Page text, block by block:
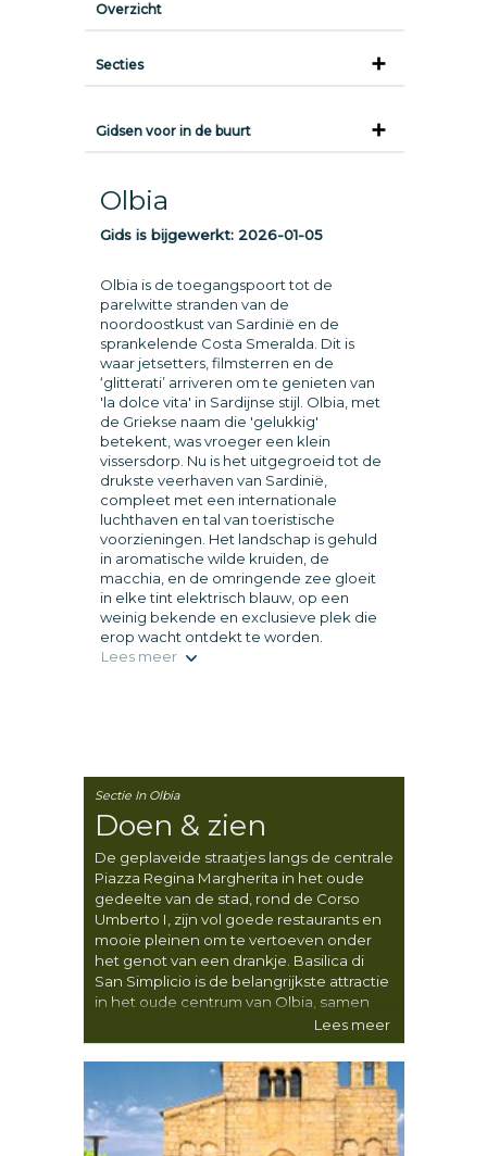
Overzicht
Secties
Gidsen voor in de buurt
Olbia
Gids is bijgewerkt: 2026-01-05
Olbia is de toegangspoort tot de
parelwitte stranden van de
noordoostkust van Sardinië en de
sprankelende Costa Smeralda. Dit is
waar jetsetters, filmsterren en de
‘glitterati’ arriveren om te genieten van
'la dolce vita' in Sardijnse stijl. Olbia, met
de Griekse naam die 'gelukkig'
betekent, was vroeger een klein
vissersdorp. Nu is het uitgegroeid tot de
drukste veerhaven van Sardinië,
compleet met een internationale
luchthaven en tal van toeristische
voorzieningen. Het landschap is gehuld
in aromatische wilde kruiden, de
macchia, en de omringende zee gloeit
in elke tint elektrisch blauw, op een
weinig bekende en exclusieve plek die
erop wacht ontdekt te worden.
Lees meer
Sectie In Olbia
Doen & zien
De geplaveide straatjes langs de centrale
Piazza Regina Margherita in het oude
gedeelte van de stad, rond de Corso
Umberto I, zijn vol goede restaurants en
mooie pleinen om te vertoeven onder
het genot van een drankje. Basilica di
San Simplicio is de belangrijkste attractie
in het oude centrum van Olbia, samen
met enkele interessante musea. Nadat je
de beste bezienswaardigheden van de
stad hebt bewonderd, moet je zeker een
aantal excursies maken naar
nabijgelegen bestemmingen langs de
prachtige Costa Smeralda en genieten
van de zon op de adembenemende
Lees meer